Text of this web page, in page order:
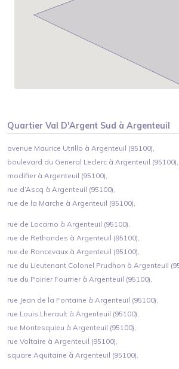
QuartierVal D'Argent Sud àArgenteuil
avenue Maurice Utrillo à Argenteuil (95100),
boulevard du General Leclerc à Argenteuil (95100),
modifier à Argenteuil (95100),
rue d’Ascq à Argenteuil (95100),
rue de la Marche à Argenteuil (95100),
rue de Locarno à Argenteuil (95100),
rue de Rethondes à Argenteuil (95100),
rue de Roncevaux à Argenteuil (95100),
rue du Lieutenant Colonel Prudhon à Argenteuil
rue du Poirier Fourrier à Argenteuil (95100),
rue Jean de la Fontaine à Argenteuil (95100),
rue Louis Lherault à Argenteuil (95100),
rue Montesquieu à Argenteuil (95100),
rue Voltaire à Argenteuil (95100),
square Aquitaine à Argenteuil (95100),